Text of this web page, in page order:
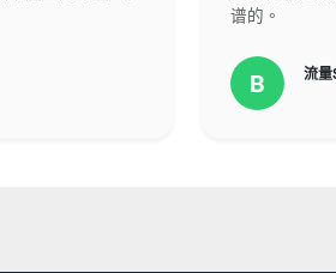
谱的。
B 流量